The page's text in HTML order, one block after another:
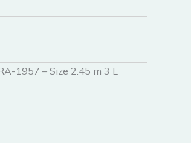
1957 – Size 2.45 m 3 L